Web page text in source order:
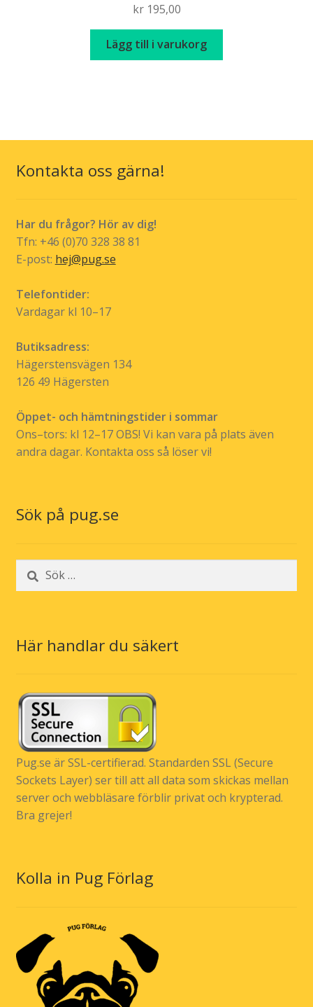
kr195,00
Lägg till i varukorg
Kontakta oss gärna!
Har du frågor? Hör av dig!
Tfn: +46 (0)70 328 38 81
E-post: hej@pug.se
Telefontider:
Vardagar kl 10–17
Butiksadress:
Hägerstensvägen 134
126 49 Hägersten
Öppet- och hämtningstider i sommar
Ons–tors: kl 12–17 OBS! Vi kan vara på plats även
andra dagar. Kontakta oss så löser vi!
Sök på pug.se
Sök
efter:
Här handlar du säkert
Pug.se är SSL-certifierad. Standarden SSL (Secure
Sockets Layer) ser till att all data som skickas mellan
server och webbläsare förblir privat och krypterad.
Bra grejer!
Kolla in Pug Förlag